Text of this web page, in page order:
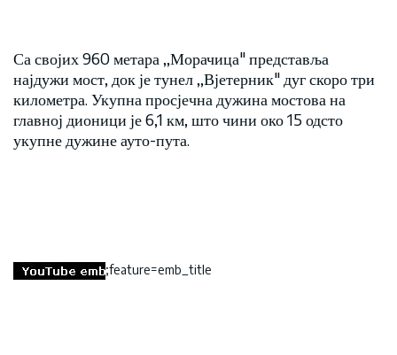
Са својих 960 метара ,,Морачица" представља
најдужи мост, док је тунел ,,Вјетерник" дуг скоро три
километра. Укупна просјечна дужина мостова на
главној дионици је 6,1 км, што чини око 15 одсто
укупне дужине ауто-пута.
;feature=emb_title